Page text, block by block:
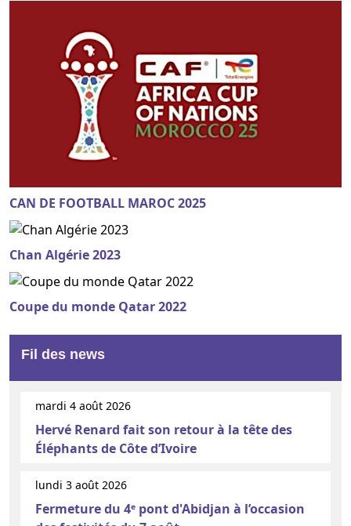
CAN DE FOOTBALL MAROC 2025
Chan Algérie 2023
Coupe du monde Qatar 2022
Fil des news
mardi 4 août 2026
Hervé Renard fait son retour à la tête des
Éléphants de Côte d’Ivoire
lundi 3 août 2026
Fermeture du 4ᵉ pont d'Abidjan à l’occasion